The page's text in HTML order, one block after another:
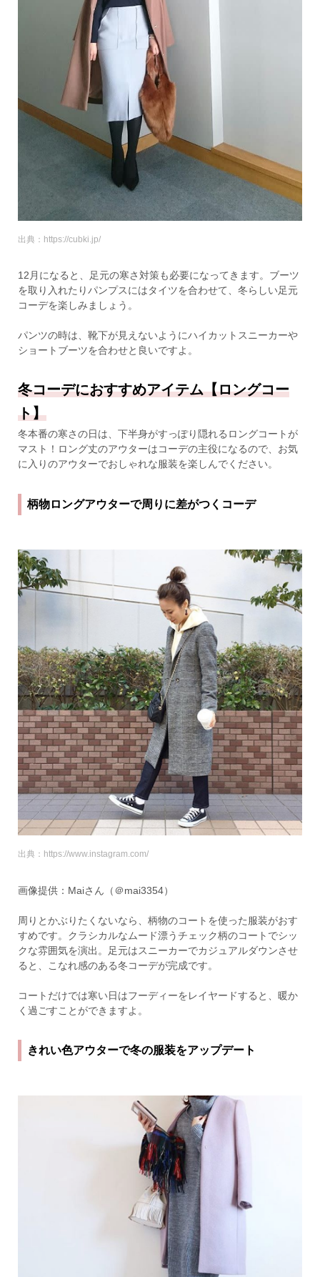
出典：https://cubki.jp/
12月になると、足元の寒さ対策も必要になってきます。ブーツ
を取り入れたりパンプスにはタイツを合わせて、冬らしい足元
コーデを楽しみましょう。
パンツの時は、靴下が見えないようにハイカットスニーカーや
ショートブーツを合わせと良いですよ。
冬コーデにおすすめアイテム【ロングコー
ト】
冬本番の寒さの日は、下半身がすっぽり隠れるロングコートが
マスト！ロング丈のアウターはコーデの主役になるので、お気
に入りのアウターでおしゃれな服装を楽しんでください。
柄物ロングアウターで周りに差がつくコーデ
出典：https://www.instagram.com/
画像提供：Maiさん（＠mai3354）
周りとかぶりたくないなら、柄物のコートを使った服装がおす
すめです。クラシカルなムード漂うチェック柄のコートでシッ
クな雰囲気を演出。足元はスニーカーでカジュアルダウンさせ
ると、こなれ感のある冬コーデが完成です。
コートだけでは寒い日はフーディーをレイヤードすると、暖か
く過ごすことができますよ。
きれい色アウターで冬の服装をアップデート